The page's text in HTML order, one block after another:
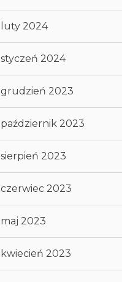
luty 2024
styczeń 2024
grudzień 2023
październik 2023
sierpień 2023
czerwiec 2023
maj 2023
kwiecień 2023